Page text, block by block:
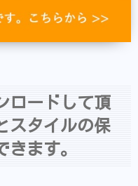
ロードして頂
スタイルの保
ます。